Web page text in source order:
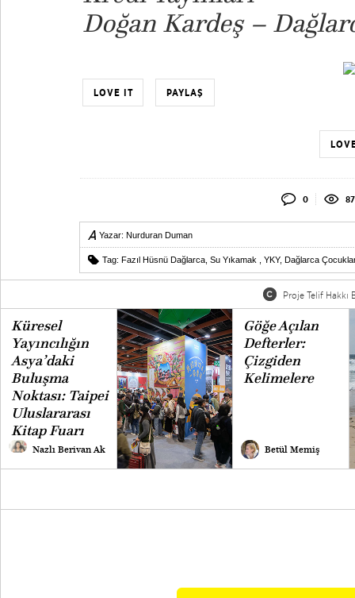
Doğan Kardeş –
LOVE IT PAYLAŞ
0
Yazar: Nurduran Duman
Tag: Fazıl Hüsnü Dağlarca Su Yıkamak YKY, Dağlarca
Proje Telif Hakkı
Küresel
Yayıncılığın
Asya’daki
Buluşma
Noktası: Taipei
Uluslararası
Kitap Fuarı
Nazlı Berivan Ak
Göğe Açılan
Defterler:
Çizgiden
Kelimelere
Betül Memiş